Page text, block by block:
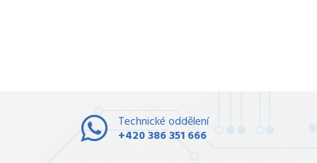
Technické oddělení
+420 386 351 666